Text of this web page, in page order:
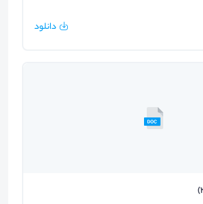
دانلود